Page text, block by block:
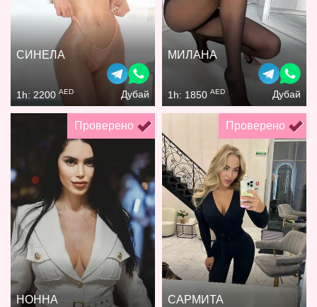
СИНЕЛА
1h: 2200 AED Дубай
МИЛАНА
1h: 1850 AED Дубай
Проверено
НОННА
Проверено
САРМИТА